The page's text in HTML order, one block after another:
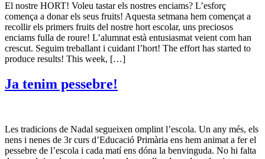
El nostre HORT! Voleu tastar els nostres enciams? L’esforç
comença a donar els seus fruits! Aquesta setmana hem començat a
recollir els primers fruits del nostre hort escolar, uns preciosos
enciams fulla de roure! L’alumnat està entusiasmat veient com han
crescut. Seguim treballant i cuidant l’hort! The effort has started to
produce results! This week, […]
Ja tenim pessebre!
Les tradicions de Nadal segueixen omplint l’escola. Un any més, els
nens i nenes de 3r curs d’Educació Primària ens hem animat a fer el
pessebre de l’escola i cada matí ens dóna la benvinguda. No hi falta